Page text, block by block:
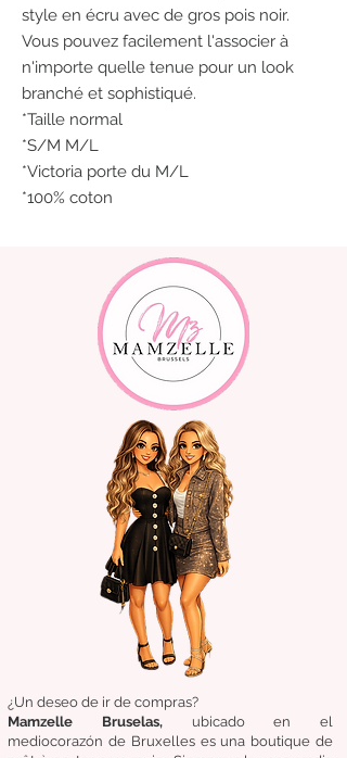
style en écru avec de gros pois noir.
Vous pouvez facilement l'associer à
n'importe quelle tenue pour un look
branché et sophistiqué.
*Taille normal
*S/M M/L
*Victoria porte du M/L
*100% coton
¿Un deseo de ir de compras?
Mamzelle Bruselas, ubicado en el
mediocorazón de Bruxelles es una boutique de